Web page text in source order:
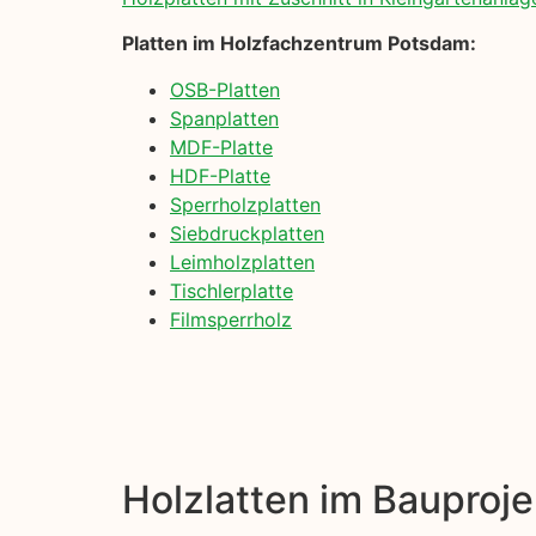
Platten im Holzfachzentrum Potsdam:
OSB-Platten
Spanplatten
MDF-Platte
HDF-Platte
Sperrholzplatten
Siebdruckplatten
Leimholzplatten
Tischlerplatte
Filmsperrholz
Holzlatten im